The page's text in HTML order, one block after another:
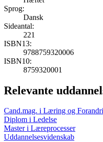
Sprog:
Dansk
Sideantal:
221
ISBN13:
9788759320006
ISBN10:
8759320001
Relevante
Cand.mag. i Læring og
Diplom i Ledelse
Master i Læreprocesser
Uddannelsesvidenskab